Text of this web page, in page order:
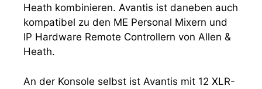
Heath kombinieren. Avantis ist daneben auch
kompatibel zu den ME Personal Mixern und
IP Hardware Remote Controllern von Allen &
Heath.
An der Konsole selbst ist Avantis mit 12 XLR-